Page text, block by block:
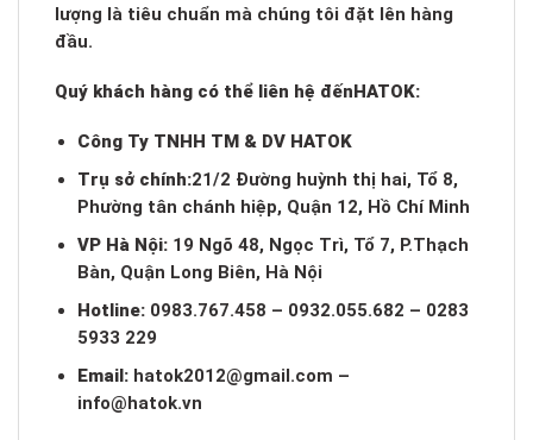
lượng là tiêu chuẩn mà chúng tôi đặt lên hàng
đầu.
Quý khách hàng có thể liên hệ đếnHATOK:
Công Ty TNHH TM & DV HATOK
Trụ sở chính:21/2 Đường huỳnh thị hai, Tổ 8,
Phường tân chánh hiệp, Quận 12, Hồ Chí Minh
VP Hà Nội: 19 Ngõ 48, Ngọc Trì, Tổ 7, P.Thạch
Bàn, Quận Long Biên, Hà Nội
Hotline: 0983.767.458 – 0932.055.682 – 0283
5933 229
Email: hatok2012@gmail.com –
info@hatok.vn